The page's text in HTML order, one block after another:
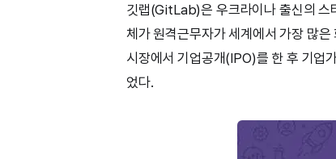
깃랩(GitLab)은 우크라이나 출신의 스
체가 원격근무자가 세계에서 가장 많
시장에서 기업공개(IPO)를 한 후 기업
었다.